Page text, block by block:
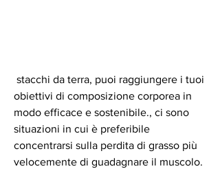
obiettivi di composizione corporea in
modo efficace e sostenibile., ci sono
situazioni in cui è preferibile
concentrarsi sulla perdita di grasso più
velocemente di guadagnare il muscolo.